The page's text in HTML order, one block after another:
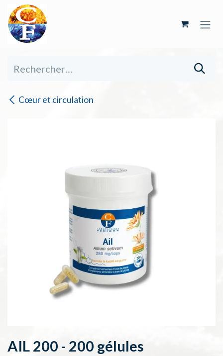
Se rendre au contenu
Cœur et circulation
AIL 200 - 200 gélules